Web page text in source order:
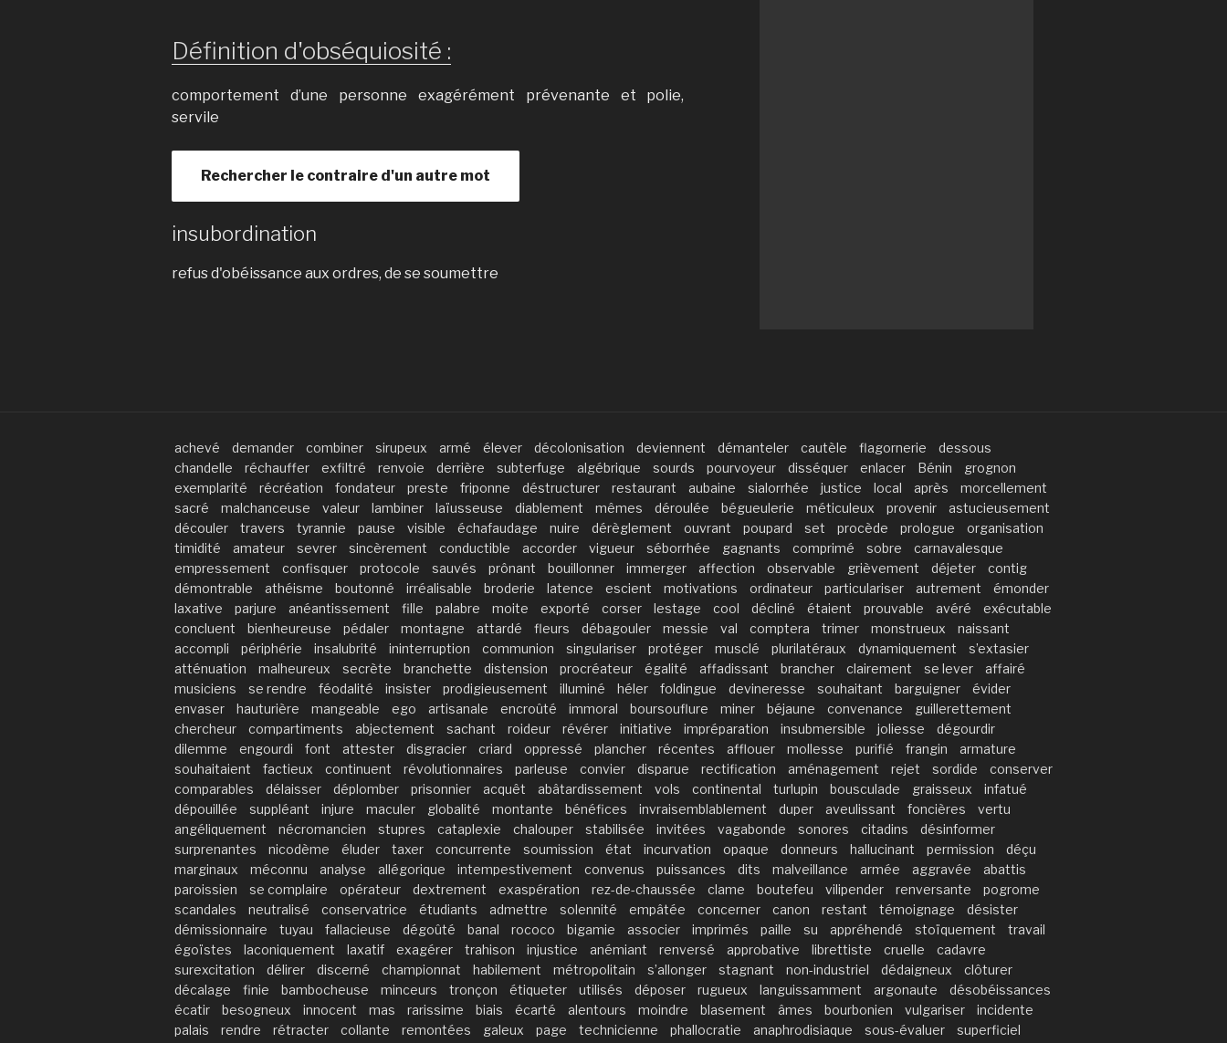
Définition d'obséquiosité :
comportement d’une personne exagérément prévenante et polie,
servile
Rechercher le contraire d'un autre mot
insubordination
refus d'obéissance aux ordres, de se soumettre
achevé demander combiner sirupeux armé élever décolonisation deviennent démanteler cautèle flagornerie
dessous
chandelle
réchauffer exfiltré renvoie derrière subterfuge algébrique sourds pourvoyeur disséquer enlacer Bénin
grognon
exemplarité
récréation fondateur preste friponne déstructurer restaurant aubaine sialorrhée justice local après
morcellement
sacré
malchanceuse valeur lambiner laïusseuse diablement mêmes déroulée bégueulerie méticuleux provenir
astucieusement
découler
travers tyrannie pause visible échafaudage nuire dérèglement ouvrant poupard set procède prologue
organisation
timidité
amateur sevrer sincèrement conductible accorder vigueur séborrhée gagnants comprimé sobre
carnavalesque
empressement
confisquer protocole sauvés prônant bouillonner immerger affection observable grièvement déjeter
contig
démontrable
athéisme boutonné irréalisable broderie latence escient motivations ordinateur particulariser autrement
émonder
laxative
parjure anéantissement fille palabre moite exporté corser lestage cool décliné étaient prouvable avéré
exécutable
concluent
bienheureuse pédaler montagne attardé fleurs débagouler messie val comptera trimer monstrueux
naissant
accompli
périphérie insalubrité ininterruption communion singulariser protéger musclé plurilatéraux dynamiquement
s’extasier
atténuation
malheureux secrète branchette distension procréateur égalité affadissant brancher clairement se lever
affairé
musiciens
se rendre féodalité insister prodigieusement illuminé héler foldingue devineresse souhaitant barguigner
évider
envaser
hauturière mangeable ego artisanale encroûté immoral boursouflure miner béjaune convenance
guillerettement
chercheur
compartiments abjectement sachant roideur révérer initiative impréparation insubmersible joliesse
dégourdir
dilemme
engourdi font attester disgracier criard oppressé plancher récentes afflouer mollesse purifié frangin
armature
souhaitaient
factieux continuent révolutionnaires parleuse convier disparue rectification aménagement rejet sordide
conserver
comparables
délaisser déplomber prisonnier acquêt abâtardissement vols continental turlupin bousculade graisseux
infatué
dépouillée
suppléant injure maculer globalité montante bénéfices invraisemblablement duper aveulissant foncières
vertu
angéliquement
nécromancien stupres cataplexie chalouper stabilisée invitées vagabonde sonores citadins
désinformer
surprenantes
nicodème éluder taxer concurrente soumission état incurvation opaque donneurs hallucinant permission
déçu
marginaux
méconnu analyse allégorique intempestivement convenus puissances dits malveillance armée aggravée
abattis
paroissien
se complaire opérateur dextrement exaspération rez-de-chaussée clame boutefeu vilipender renversante
pogrome
scandales
neutralisé conservatrice étudiants admettre solennité empâtée concerner canon restant témoignage
désister
démissionnaire
tuyau fallacieuse dégoûté banal rococo bigamie associer imprimés paille su appréhendé stoïquement
travail
égoïstes
laconiquement laxatif exagérer trahison injustice anémiant renversé approbative librettiste cruelle
cadavre
surexcitation
délirer discerné championnat habilement métropolitain s’allonger stagnant non-industriel dédaigneux
clôturer
décalage
finie bambocheuse minceurs tronçon étiqueter utilisés déposer rugueux languissamment argonaute
désobéissances
écatir
besogneux innocent mas rarissime biais écarté alentours moindre blasement âmes bourbonien vulgariser
incidente
palais
rendre rétracter collante remontées galeux page technicienne phallocratie anaphrodisiaque sous-évaluer
superficiel